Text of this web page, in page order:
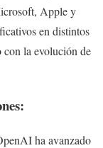
Apple y
en distintos
con la evolución de
ha avanzado